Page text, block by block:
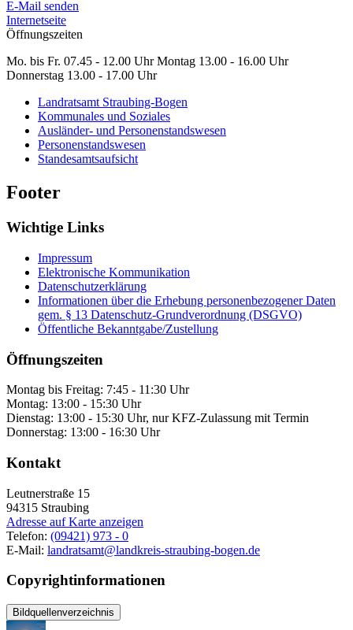
E-Mail senden
Internetseite
Öffnungszeiten
Mo. bis Fr. 07.45 - 12.00 Uhr Montag 13.00 - 16.00 Uhr
Donnerstag 13.00 - 17.00 Uhr
Landratsamt Straubing-Bogen
Kommunales und Soziales
Ausländer- und Personenstandswesen
Personenstandswesen
Standesamtsaufsicht
Footer
Wichtige Links
Impressum
Elektronische Kommunikation
Datenschutzerklärung
Informationen über die Erhebung personenbezogener Daten
gem. § 13 Datenschutz-Grundverordnung (DSGVO)
Öffentliche Bekanntgabe/Zustellung
Öffnungszeiten
Montag bis Freitag: 7:45 - 11:30 Uhr
Montag: 13:00 - 15:30 Uhr
Dienstag: 13:00 - 15:30 Uhr, nur KFZ-Zulassung mit Termin
Donnerstag: 13:00 - 16:30 Uhr
Kontakt
Leutnerstraße 15
94315 Straubing
Adresse auf Karte anzeigen
Telefon: (09421) 973 - 0
E-Mail: landratsamt@landkreis-straubing-bogen.de
Copyrightinformationen
Bildquellenverzeichnis